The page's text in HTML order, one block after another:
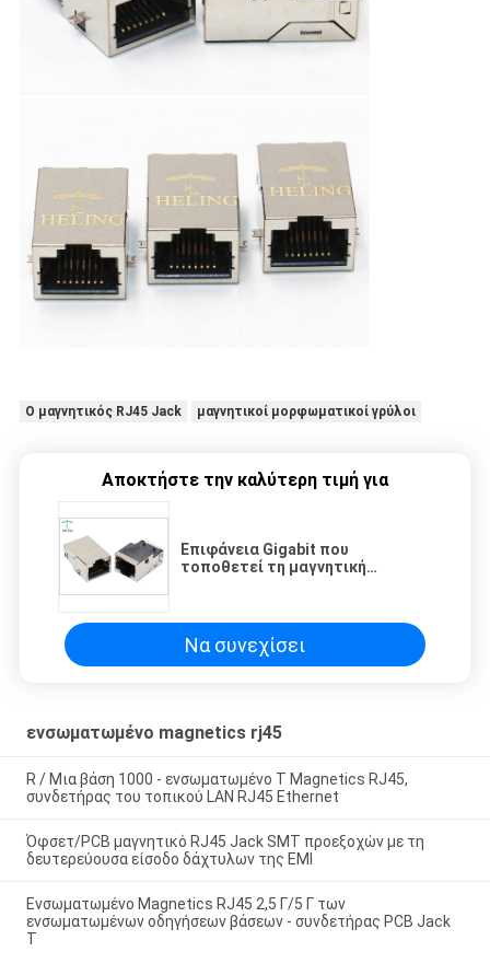
Ο μαγνητικός RJ45 Jack μαγνητικοί μορφωματικοί γρύλοι
Αποκτήστε την καλύτερη τιμή για
Επιφάνεια Gigabit που
τοποθετεί τη μαγνητική
ορείχαλκος Shell γρύλων
Να συνεχίσει
ενσωματωμένο magnetics rj45
R / Μια βάση 1000 - ενσωματωμένο Τ Magnetics RJ45,
συνδετήρας του τοπικού LAN RJ45 Ethernet
Όφσετ/PCB μαγνητικό RJ45 Jack SMT προεξοχών με τη
δευτερεύουσα είσοδο δάχτυλων της EMI
Ενσωματωμένο Magnetics RJ45 2,5 Γ/5 Γ των
ενσωματωμένων οδηγήσεων βάσεων - συνδετήρας PCB Jack
Τ